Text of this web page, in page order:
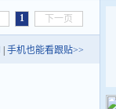
1 下一页
手机也能看跟贴>>